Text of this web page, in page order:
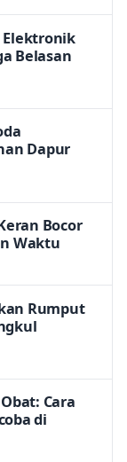
Elektronik
Belasan
Dapur
Bocor
Waktu
Rumput
Cara
di